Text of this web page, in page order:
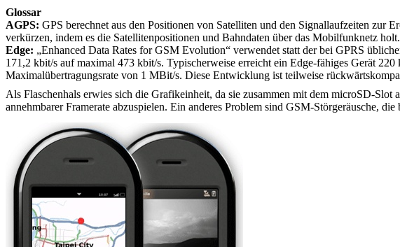
Glossar
AGPS: GPS berechnet aus den Positionen von Satelliten und den Signallaufzeiten zur
verkürzen, indem es die Satellitenpositionen und Bahndaten über das Mobilfunknetz holt.
Edge: „Enhanced Data Rates for GSM Evolution“ verwendet statt der bei GPRS
171,2 kbit/s auf maximal 473 kbit/s. Typischerweise erreicht ein Edge-fähiges Gerät
Maximalübertragungsrate von 1 MBit/s. Diese Entwicklung ist teilweise
Als Flaschenhals erwies sich die Grafikeinheit, da sie zusammen mit dem microSD-
annehmbarer Framerate abzuspielen. Ein anderes Problem sind GSM-Störgeräusche,